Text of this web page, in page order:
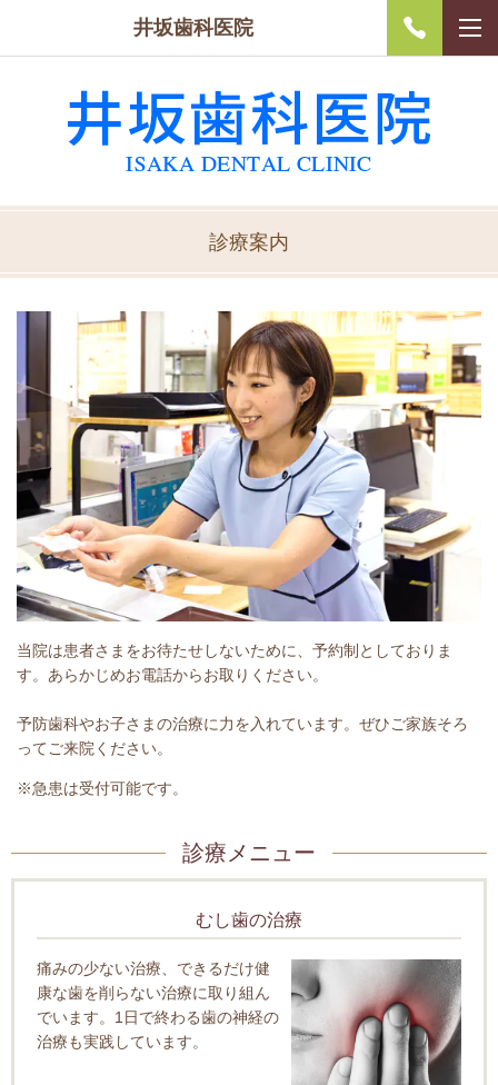
井坂歯科医院
診療案内
当院は患者さまをお待たせしないために、予約制としておりま
す。あらかじめお電話からお取りください。
予防歯科やお子さまの治療に力を入れています。ぜひご家族そろ
ってご来院ください。
※急患は受付可能です。
診療メニュー
むし歯の治療
痛みの少ない治療、できるだけ健
康な歯を削らない治療に取り組ん
でいます。1日で終わる歯の神経の
治療も実践しています。